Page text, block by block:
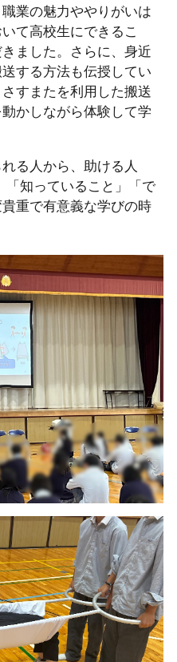
業の魅力ややりがいは
て高校生にできるこ
ました。さらに、身近
する方法も伝授してい
すまたを利用した搬送
かしながら体験して学
る人から、助ける人
知っていること」「で
重で有意義な学びの時